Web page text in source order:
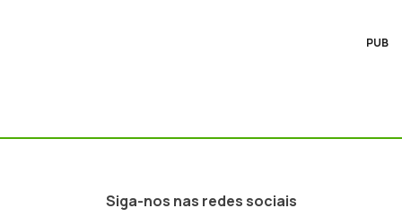
PUB
Siga-nos nas redes sociais